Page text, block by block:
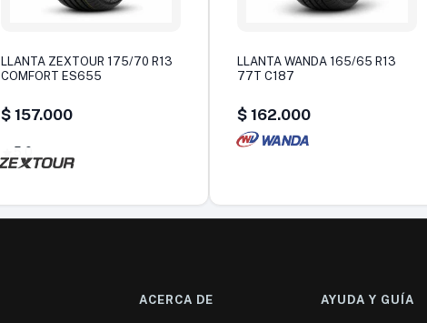
LLANTA ZEXTOUR 175/70 R13
COMFORT ES655
$ 157.000
5,0
LLANTA WANDA 165/65 R13
77T C187
$ 162.000
ACERCA DE AYUDA Y GUÍA